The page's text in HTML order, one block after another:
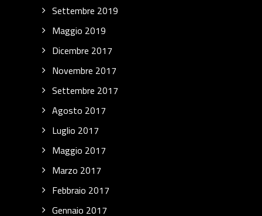
Settembre 2019
Maggio 2019
Dicembre 2017
Novembre 2017
Settembre 2017
Agosto 2017
Luglio 2017
Maggio 2017
Marzo 2017
Febbraio 2017
Gennaio 2017